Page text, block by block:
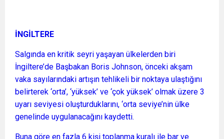
İNGİLTERE
Salgında en kritik seyri yaşayan ülkelerden biri
İngiltere’de Başbakan Boris Johnson, önceki akşam
vaka sayılarındaki artışın tehlikeli bir noktaya ulaştığını
belirterek ‘orta’, ‘yüksek’ ve ‘çok yüksek’ olmak üzere 3
uyarı seviyesi oluşturduklarını, ‘orta seviye’nin ülke
genelinde uygulanacağını kaydetti.
Buna göre en fazla 6 kişi toplanma kuralı ile bar ve